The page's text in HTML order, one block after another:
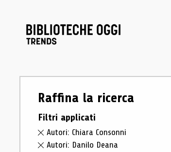
Raffina la ricerca
Filtri applicati
Autori: Chiara Consonni
Autori: Danilo Deana